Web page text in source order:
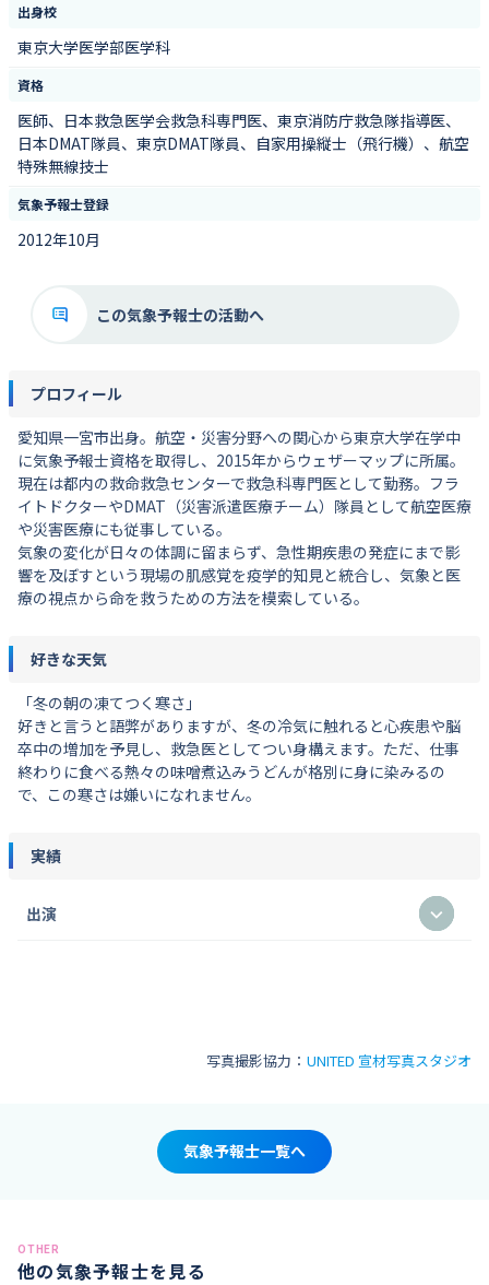
出身校
東京大学医学部医学科
資格
医師、日本救急医学会救急科専門医、東京消防庁救急隊指導医、
日本DMAT隊員、東京DMAT隊員、自家用操縦士（飛行機）、航空
特殊無線技士
気象予報士登録
2012年10月
この気象予報士の活動へ
プロフィール
愛知県一宮市出身。航空・災害分野への関心から東京大学在学中
に気象予報士資格を取得し、2015年からウェザーマップに所属。
現在は都内の救命救急センターで救急科専門医として勤務。フラ
イトドクターやDMAT（災害派遣医療チーム）隊員として航空医療
や災害医療にも従事している。
気象の変化が日々の体調に留まらず、急性期疾患の発症にまで影
響を及ぼすという現場の肌感覚を疫学的知見と統合し、気象と医
療の視点から命を救うための方法を模索している。
好きな天気
「冬の朝の凍てつく寒さ」
好きと言うと語弊がありますが、冬の冷気に触れると心疾患や脳
卒中の増加を予見し、救急医としてつい身構えます。ただ、仕事
終わりに食べる熱々の味噌煮込みうどんが格別に身に染みるの
で、この寒さは嫌いになれません。
実績
出演
写真撮影協力： UNITED 宣材写真スタジオ
気象予報士一覧へ
OTHER
他の気象予報士を見る